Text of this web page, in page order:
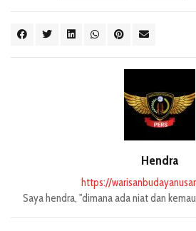
Hendra
https://
Saya hendra, "dimana ada niat dan